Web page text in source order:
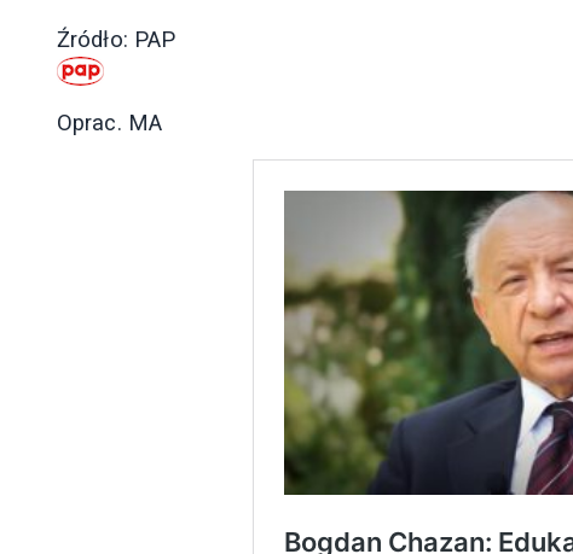
Źródło: PAP
Oprac. MA